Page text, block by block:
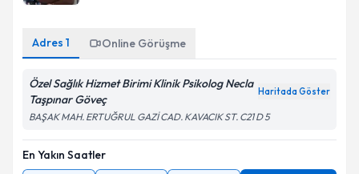
Adres 1 Online Görüşme
Özel Sağlık Hizmet Birimi Klinik Psikolog Necla
Taşpınar Göveç
Haritada Göster
BAŞAK MAH. ERTUĞRUL GAZİ CAD. KAVACIK ST. C21 D 5
En Yakın Saatler